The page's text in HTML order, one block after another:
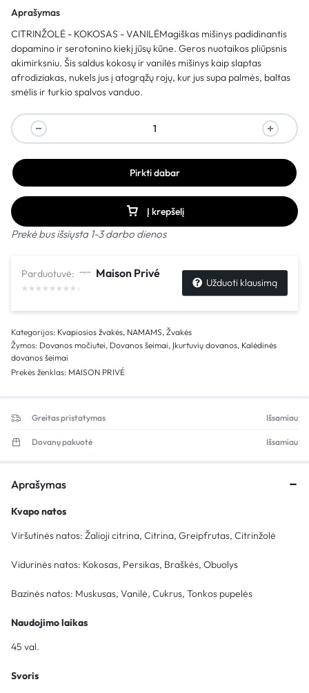
Aprašymas
CITRINŽOLĖ - KOKOSAS - VANILĖMagiškas mišinys padidinantis
dopamino ir serotonino kiekį jūsų kūne. Geros nuotaikos pliūpsnis
akimirksniu. Šis saldus kokosų ir vanilės mišinys kaip slaptas
afrodiziakas, nukels jus į atogrąžų rojų, kur jus supa palmės, baltas
smėlis ir turkio spalvos vanduo.
Į krepšelį
Pirkti dabar
Prekė bus išsiųsta 1-3 darbo dienos
Parduotuvė: Maison Privé
Užduoti klausimą
Kategorijos: Kvapiosios žvakės, NAMAMS, Žvakės
Žymos: Dovanos močiutei, Dovanos šeimai, Įkurtuvių dovanos, Kalėdinės
dovanos šeimai
Prekės ženklas: MAISON PRIVÉ
Greitas pristatymas Išsamiau
Dovanų pakuotė Išsamiau
Aprašymas
Kvapo natos
Viršutinės natos: Žalioji citrina, Citrina, Greipfrutas, Citrinžolė
Vidurinės natos: Kokosas, Persikas, Braškės, Obuolys
Bazinės natos: Muskusas, Vanilė, Cukrus, Tonkos pupelės
Naudojimo laikas
45 val.
Svoris